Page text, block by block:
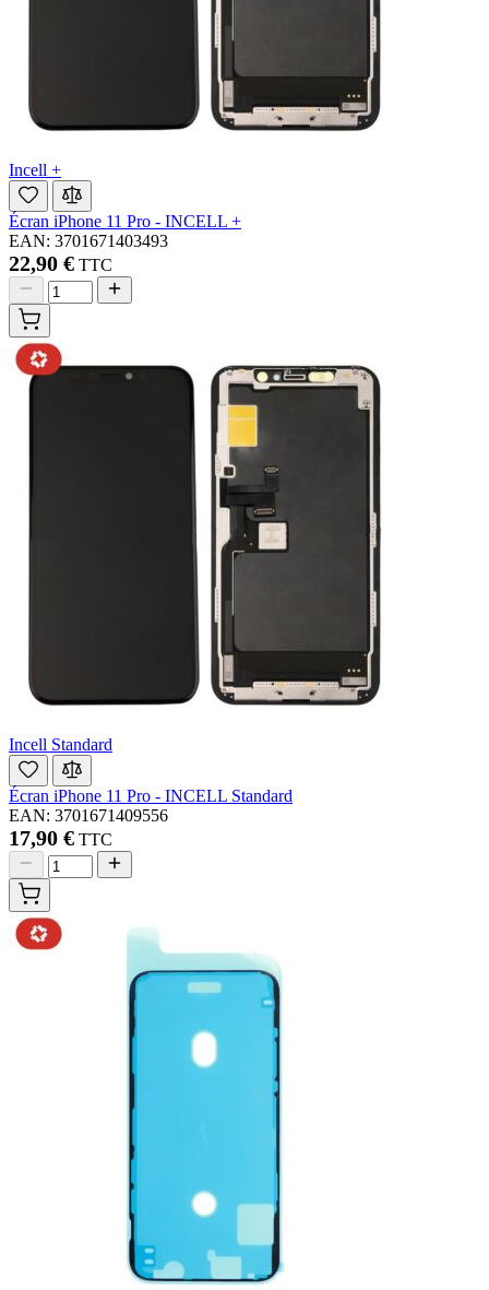
Incell +
Écran iPhone 11 Pro - INCELL +
EAN: 3701671403493
22,90 € TTC
Incell Standard
Écran iPhone 11 Pro - INCELL Standard
EAN: 3701671409556
17,90 € TTC